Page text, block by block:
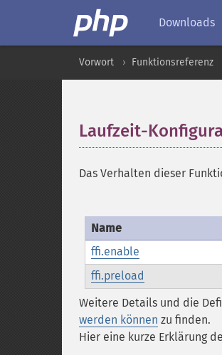
Downloads
Vorwort Funktionsreferenz
Laufzeit-
Das Verhalten dieser
Name
ffi.enable
ffi.preload
Weitere Details und die
werden können zu finden.
Hier eine kurze Erklärung